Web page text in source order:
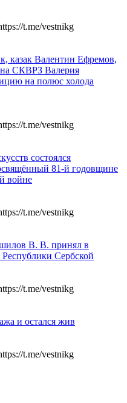
t.me/vestnikg
казак Валентин Ефремов,
СКВРЗ Валерия
на полюс холода
t.me/vestnikg
состоялся
81-й годовщине
войне
t.me/vestnikg
В. В. принял в
Сербской
t.me/vestnikg
и остался жив
t.me/vestnikg